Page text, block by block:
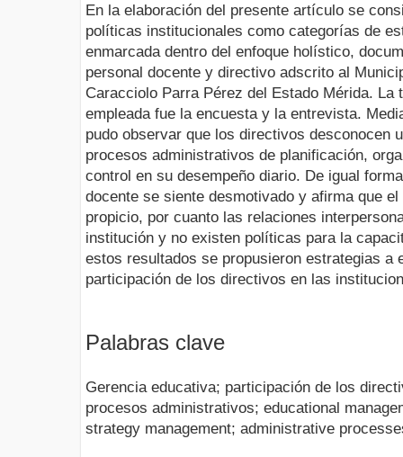
En la elaboración del presente artículo se
políticas institucionales como categorías de
enmarcada dentro del enfoque holístico,
personal docente y directivo adscrito al
Caracciolo Parra Pérez del Estado Mérida. La
empleada fue la encuesta y la entrevista.
pudo observar que los directivos desconocen
procesos administrativos de planificación,
control en su desempeño diario. De igual
docente se siente desmotivado y afirma que
propicio, por cuanto las relaciones
institución y no existen políticas para la
estos resultados se propusieron estrategias a
participación de los directivos en las
Palabras clave
Gerencia educativa; participación de los
procesos administrativos; educational
strategy management; administrative